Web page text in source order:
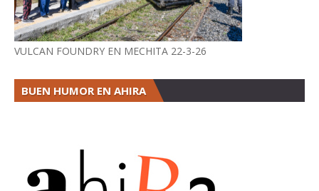
VULCAN FOUNDRY EN MECHITA 22-3-26
BUEN HUMOR EN AHIRA